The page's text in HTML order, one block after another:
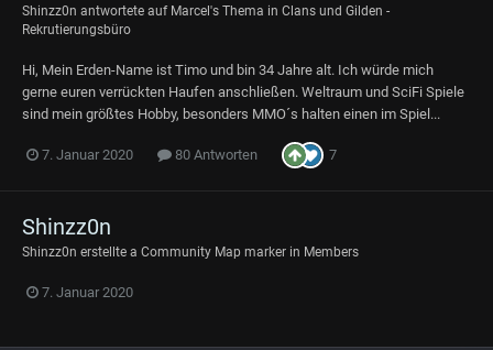
Shinzz0n antwortete auf Marcel's Thema in Clans und Gilden -
Rekrutierungsbüro
Hi, Mein Erden-Name ist Timo und bin 34 Jahre alt. Ich würde mich
gerne euren verrückten Haufen anschließen. Weltraum und SciFi Spiele
sind mein größtes Hobby, besonders MMO´s halten einen im Spiel...
7. Januar 2020 80 Antworten 7
Shinzz0n
Shinzz0n erstellte a Community Map marker in Members
7. Januar 2020